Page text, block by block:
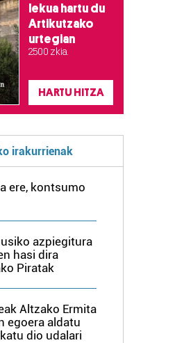
lekua hartu du
Artikutzako
urtegian
2.500 zkia.
HARTU HITZA
irakurrienak
ere, kontsumo
azpiegitura
hasi dira
Piratak
Altzako Ermita
egoera aldatu
dio udalari